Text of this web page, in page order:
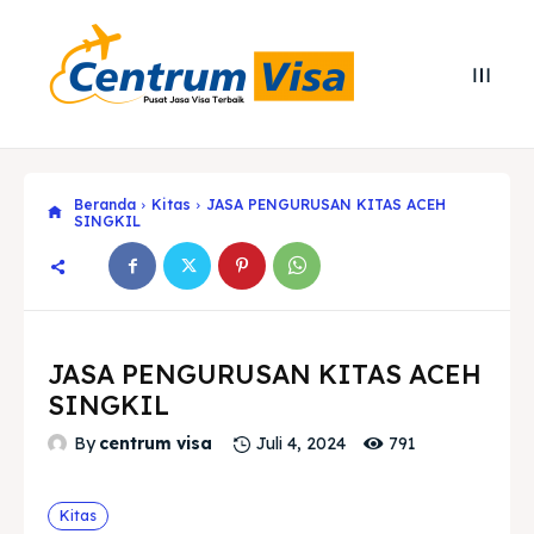
Explore our destinations
Explore our destinations
Beranda Kitas
JASA PENGURUSAN KITAS ACEH
SINGKIL
JASA PENGURUSAN KITAS ACEH
SINGKIL
By centrum visa Juli 4, 2024 791
Kitas